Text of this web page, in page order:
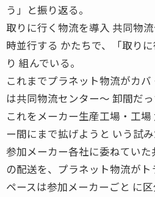
う」と振り返る。
取りに行く物流を導入 共同物
時並行する かたちで、「取り
り 組んでいる。
これまでプラネット物流がカ
は共同物流センター〜 卸間だっ
これをメーカー生産工場・工
ー間にまで拡げようと いう試み
参加メーカー各社に委ねてい
の配送を、プラネット物流がト
ペースは参加メーカーごと に区